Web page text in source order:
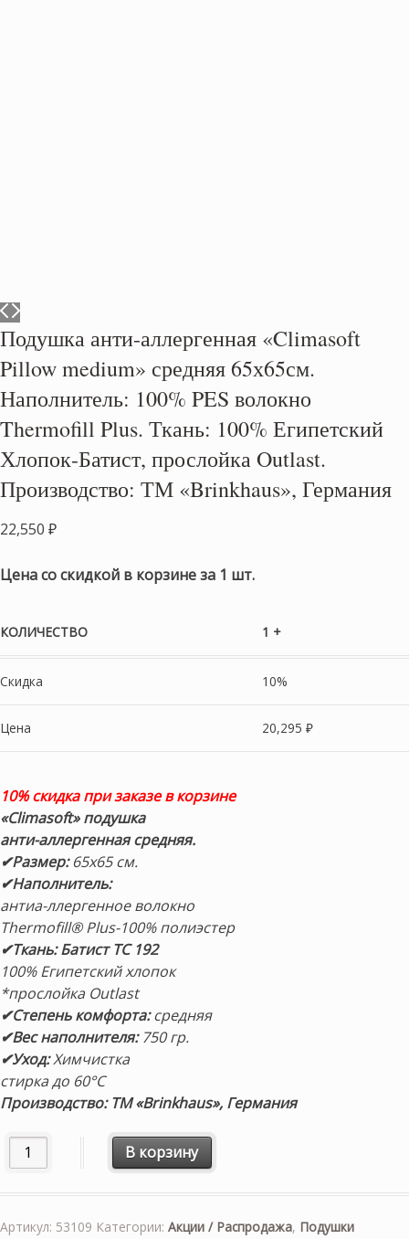
Подушка анти-аллергенная «Climasoft
Pillow medium» средняя 65х65см.
Наполнитель: 100% PES волокно
Thermofill Plus. Ткань: 100% Египетский
Хлопок-Батист, прослойка Outlast.
Производство: ТМ «Brinkhaus», Германия
22,550 ₽
Цена со скидкой в корзине за 1 шт.
КОЛИЧЕСТВО 1 +
Скидка 10%
Цена 20,295 ₽
10% скидка при заказе в корзине
«Climasoft» подушка
анти-аллергенная средняя.
✔Размер:65х65 см.
✔Наполнитель:
антиа-ллергенное волокно
Thermofill® Plus-100% полиэстер
✔Ткань: Батист TC 192
100% Египетский хлопок
*прослойка Outlast
✔Степень комфорта:средняя
✔Вес наполнителя:750 гр.
✔Уход:Химчистка
стирка до 60°С
Производство: ТМ «Brinkhaus», Германия
Количество товара Подушка анти-аллергенная
В корзину
Артикул: 53109 Категории: Акции / Распродажа, Подушки